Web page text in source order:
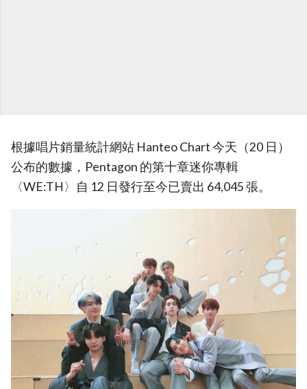
根據唱片銷量統計網站 Hanteo Chart 今天（20 日）
公布的數據，Pentagon 的第十章迷你專輯
〈WE:TH〉自 12 日發行至今已賣出 64,045 張。